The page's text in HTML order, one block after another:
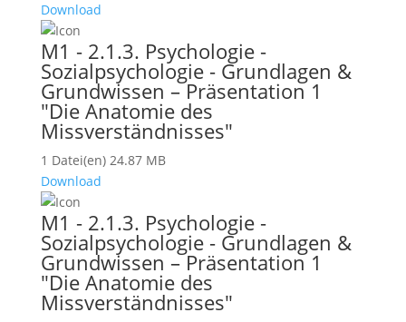
Download
M1 - 2.1.3. Psychologie -
Sozialpsychologie - Grundlagen &
Grundwissen – Präsentation 1
"Die Anatomie des
Missverständnisses"
1 Datei(en) 24.87 MB
Download
M1 - 2.1.3. Psychologie -
Sozialpsychologie - Grundlagen &
Grundwissen – Präsentation 1
"Die Anatomie des
Missverständnisses"